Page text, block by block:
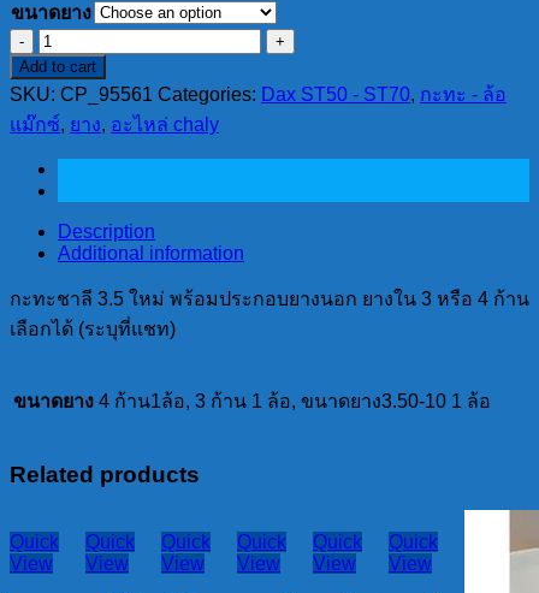
ขนาดยาง
กะ
ทะ
ชาลี
3.5
ใหม่
พร้อม
ยาง
ยาง
ใน
4
เลือก
(ระบุ
ที่
Add to cart
SKU: CP_95561 Categories: Dax ST50 - ST70, กะทะ - ล้อ
แม๊กซ์, ยาง, อะไหล่ chaly
Description
Additional information
กะทะชาลี 3.5 ใหม่ พร้อมประกอบยางนอก ยางใน 3 หรือ 4 ก้าน
เลือกได้ (ระบุที่แชท)
ขนาดยาง 4 ก้าน1ล้อ, 3 ก้าน 1 ล้อ, ขนาดยาง3.50-10 1 ล้อ
Related products
Quick
View
Quick
View
Quick
View
Quick
View
Quick
View
Quick
View